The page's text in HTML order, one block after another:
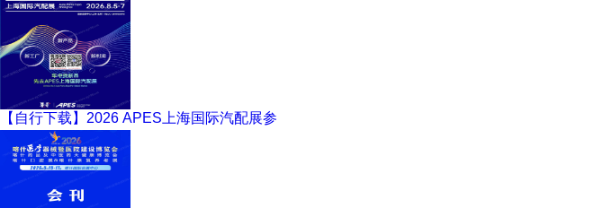
【自行下载】2026 APES上海国际汽配展参